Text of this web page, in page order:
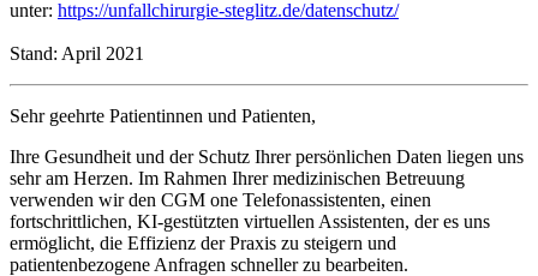
unter: https://unfallchirurgie-steglitz.de/datenschutz/
Stand: April 2021
Sehr geehrte Patientinnen und Patienten,
Ihre Gesundheit und der Schutz Ihrer persönlichen Daten liegen uns
sehr am Herzen. Im Rahmen Ihrer medizinischen Betreuung
verwenden wir den CGM one Telefonassistenten, einen
fortschrittlichen, KI-gestützten virtuellen Assistenten, der es uns
ermöglicht, die Effizienz der Praxis zu steigern und
patientenbezogene Anfragen schneller zu bearbeiten.